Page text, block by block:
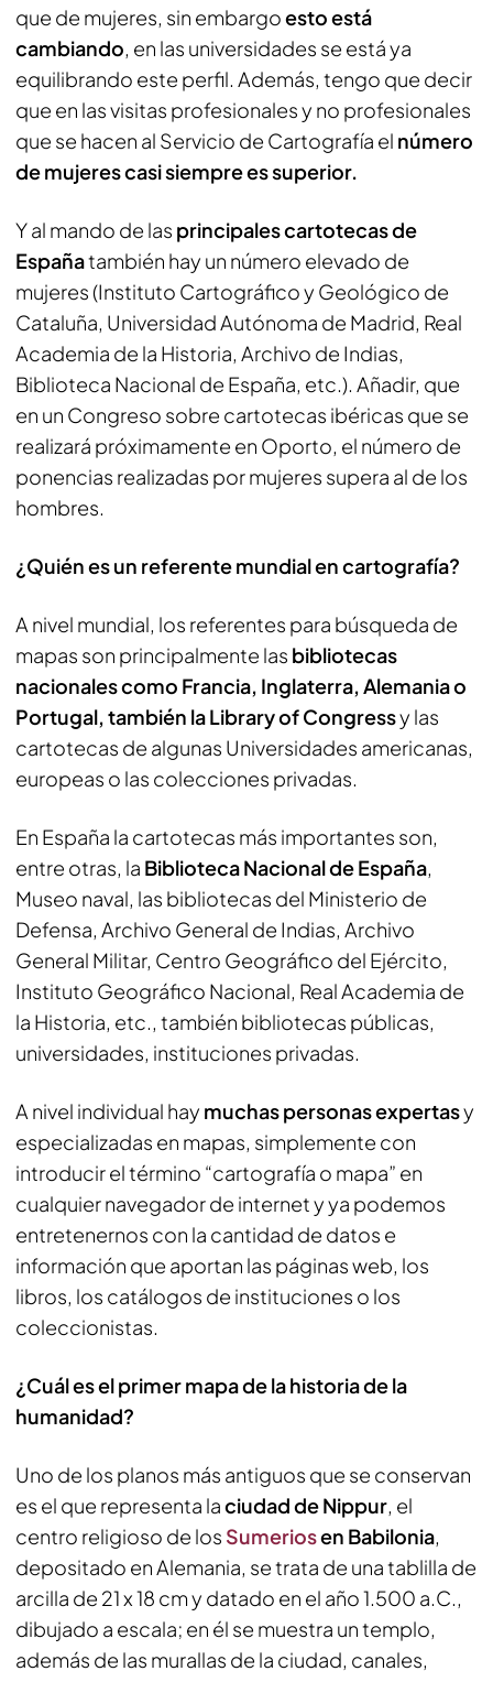
que de mujeres, sin embargoesto está
cambiando, en las universidades se está ya
equilibrando este perfil. Además, tengo que decir
que en las visitas profesionales y no profesionales
que se hacen al Servicio de Cartografía el número
de mujeres casi siempre es superior.
Y al mando de las principales cartotecas de
Españatambién hay un número elevado de
mujeres (Instituto Cartográfico y Geológico de
Cataluña, Universidad Autónoma de Madrid, Real
Academia de la Historia, Archivo de Indias,
Biblioteca Nacional de España, etc.). Añadir, que
en un Congreso sobre cartotecas ibéricas que se
realizará próximamente en Oporto, el número de
ponencias realizadas por mujeres supera al de los
hombres.
¿Quién es un referente mundial en cartografía?
A nivel mundial, los referentes para búsqueda de
mapas son principalmente las bibliotecas
nacionales como Francia, Inglaterra, Alemania o
Portugal, también la Library of Congressy las
cartotecas de algunas Universidades americanas,
europeas o las colecciones privadas.
En España la cartotecas más importantes son,
entre otras, la Biblioteca Nacional de España,
Museo naval, las bibliotecas del Ministerio de
Defensa, Archivo General de Indias, Archivo
General Militar, Centro Geográfico del Ejército,
Instituto Geográfico Nacional, Real Academia de
la Historia, etc., también bibliotecas públicas,
universidades, instituciones privadas.
A nivel individual hay muchas personas expertasy
especializadas en mapas, simplemente con
introducir el término “cartografía o mapa” en
cualquier navegador de internet y ya podemos
entretenernos con la cantidad de datos e
información que aportan las páginas web, los
libros, los catálogos de instituciones o los
coleccionistas.
¿Cuál es el primer mapa de la historia de la
humanidad?
Uno de los planos más antiguos que se conservan
es el que representa laciudad de Nippur, el
centro religioso de los Sumeriosen Babilonia,
depositado en Alemania, se trata de una tablilla de
arcilla de 21 x 18 cm y datado en el año 1.500 a.C.,
dibujado a escala; en él se muestra un templo,
además de las murallas de la ciudad, canales,